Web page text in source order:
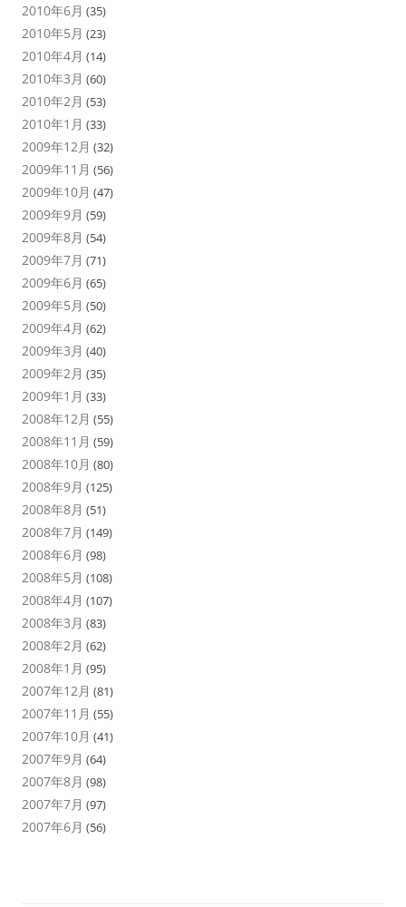
2010年6月 (35)
2010年5月 (23)
2010年4月 (14)
2010年3月 (60)
2010年2月 (53)
2010年1月 (33)
2009年12月 (32)
2009年11月 (56)
2009年10月 (47)
2009年9月 (59)
2009年8月 (54)
2009年7月 (71)
2009年6月 (65)
2009年5月 (50)
2009年4月 (62)
2009年3月 (40)
2009年2月 (35)
2009年1月 (33)
2008年12月 (55)
2008年11月 (59)
2008年10月 (80)
2008年9月 (125)
2008年8月 (51)
2008年7月 (149)
2008年6月 (98)
2008年5月 (108)
2008年4月 (107)
2008年3月 (83)
2008年2月 (62)
2008年1月 (95)
2007年12月 (81)
2007年11月 (55)
2007年10月 (41)
2007年9月 (64)
2007年8月 (98)
2007年7月 (97)
2007年6月 (56)